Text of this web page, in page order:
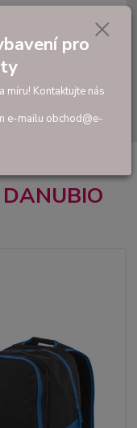
Hledat
0,00 Kč
ROYAL
pro
míru! Kontaktujte nás
e-mailu obchod@e-